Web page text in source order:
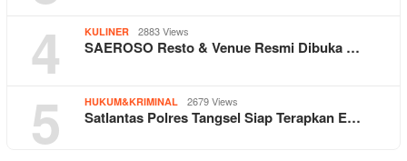
4 KULINER 2883 Views
SAEROSO Resto & Venue Resmi Dibuka …
5 HUKUM&KRIMINAL 2679 Views
Satlantas Polres Tangsel Siap Terapkan E…